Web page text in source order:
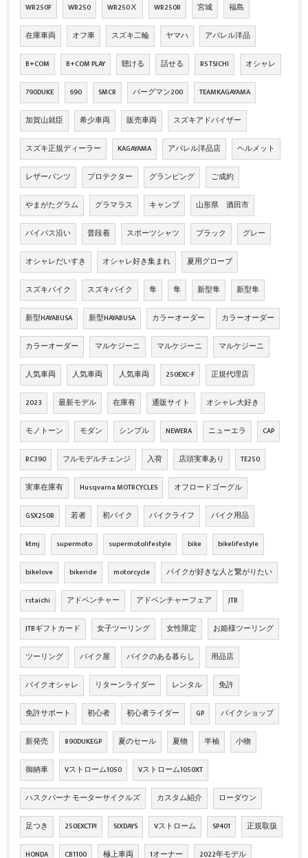
WR250F WR250 WR250Ⅹ WR250R 宮城 福島
在庫車両 オフ車 スズキ二輪 ヤマハ アパレル洋品
B+COM B+COM PLAY 聴ける 話せる RS TSICHI オシャレ
790DUKE 690 SMCR バーグマン200 TEAMKAGAYAMA
加賀山就臣 希少車両 販売車両 スズキアドバイザー
スズキ正規ディーラー KAGAYAMA アパレル洋品店 ヘルメット
レザーパンツ プロテクター グランピング ご成約
やまがたグラム グラマラス キャンプ 山形県 酒田市
バイパス沿い 普段着 スポーツシャツ ブラック グレー
オシャレだいすき オシャレ好き集まれ 夏用グローブ
スズキバイク スズキバイク 隼 隼 新型隼 新型隼
新型HAYABUSA 新型HAYABUSA カラーオーダー カラーオーダー
カラーオーダー マルケジーニ マルケジーニ マルケジーニ
人気車両 人気車両 人気車両 250EXC-F 正規代理店
2023 最新モデル 在庫有 通販サイト オシャレ大好き
モノトーン モダン シンプル NEWERA ニューエラ CAP
RC390 フルモデルチェンジ 入荷 店頭実車あり TE250
実車在庫有 Husqvarna MOTRCYCLES オフロードゴーグル
GSX250R 若者 初バイク バイクライフ バイク用品
ktmj supermoto supermotolifestyle bike bikelifestyle
bikelove bikeride motorcycle バイクが好きな人と繋がりたい
rstaichi アドベンチャー アドベンチャーフェア JTB
JTBギフトカード 女子ツーリング 女性限定 お姫様ツーリング
ツーリング バイク屋 バイクのある暮らし 用品店
バイクオシャレ リターンライダー レンタル 免許
免許サポート 初心者 初心者ライダー GP バイクショップ
新発売 890DUKEGP 夏のセール 夏物 半袖 小物
御納車 Vストローム1050 Vストローム1050XT
ハスクバーナ モーターサイクルズ カスタム紹介 ローダウン
足つき 250EXCTPI SIXDAYS Vストローム SP401 正規取扱
HONDA CB1100 極上車両 1オーナー 2022年モデル